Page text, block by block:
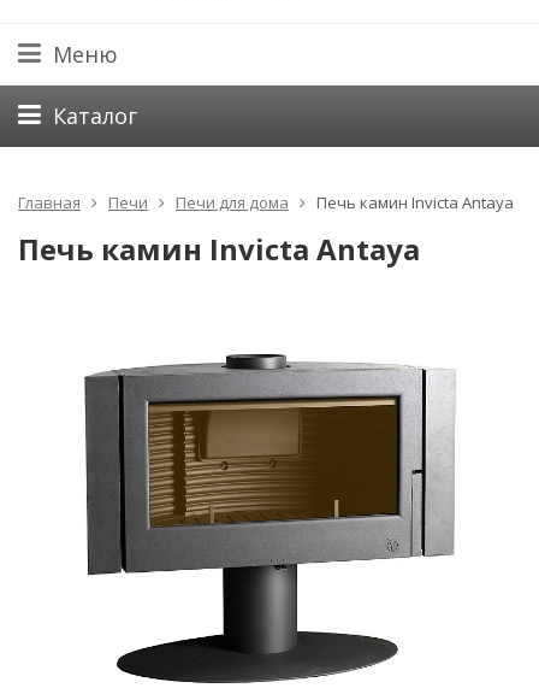
Меню
Каталог
Главная Печи Печи для дома Печь камин Invicta Antaya
Печь камин Invicta Antaya